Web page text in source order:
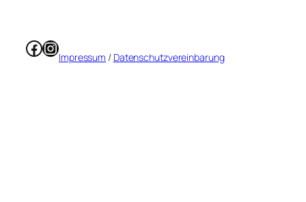
Facebook
Instagram
Impressum / Datenschutzvereinbarung